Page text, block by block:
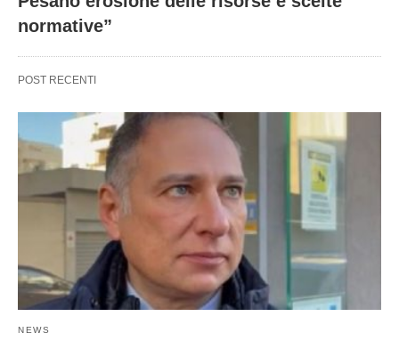
normative”
POST RECENTI
NEWS